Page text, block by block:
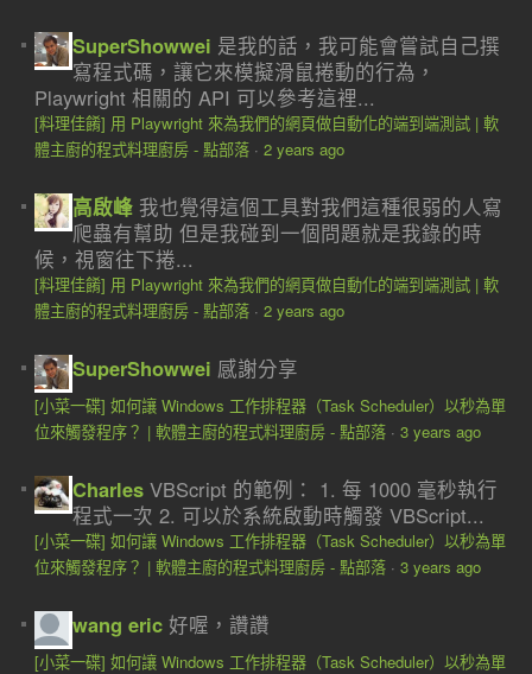
SuperShowwei 是我的話，我可能會嘗試自己撰
寫程式碼，讓它來模擬滑鼠捲動的行為，
Playwright 相關的 API 可以參考這裡...
[料理佳餚] 用 Playwright 來為我們的網頁做自動化的端到端測試 | 軟
體主廚的程式料理廚房 - 點部落· 2 years ago
高啟峰 我也覺得這個工具對我們這種很弱的人寫
爬蟲有幫助 但是我碰到一個問題就是我錄的時
候，視窗往下捲...
[料理佳餚] 用 Playwright 來為我們的網頁做自動化的端到端測試 | 軟
體主廚的程式料理廚房 - 點部落· 2 years ago
SuperShowwei 感謝分享
[小菜一碟] 如何讓 Windows 工作排程器（Task Scheduler）以秒為單
位來觸發程序？ | 軟體主廚的程式料理廚房 - 點部落· 3 years ago
Charles VBScript 的範例： 1. 每 1000 毫秒執行
程式一次 2. 可以於系統啟動時觸發 VBScript...
[小菜一碟] 如何讓 Windows 工作排程器（Task Scheduler）以秒為單
位來觸發程序？ | 軟體主廚的程式料理廚房 - 點部落· 3 years ago
wang eric 好喔，讚讚
[小菜一碟] 如何讓 Windows 工作排程器（Task Scheduler）以秒為單